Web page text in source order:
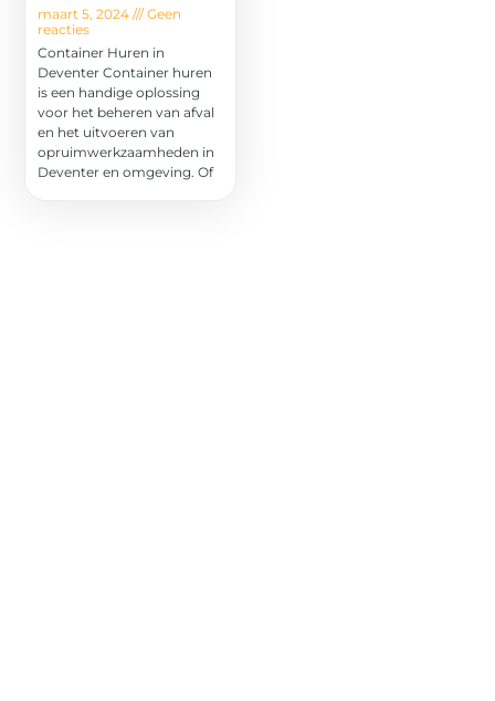
maart 5, 2024
Geen
reacties
Container Huren in
Deventer Container huren
is een handige oplossing
voor het beheren van afval
en het uitvoeren van
opruimwerkzaamheden in
Deventer en omgeving. Of